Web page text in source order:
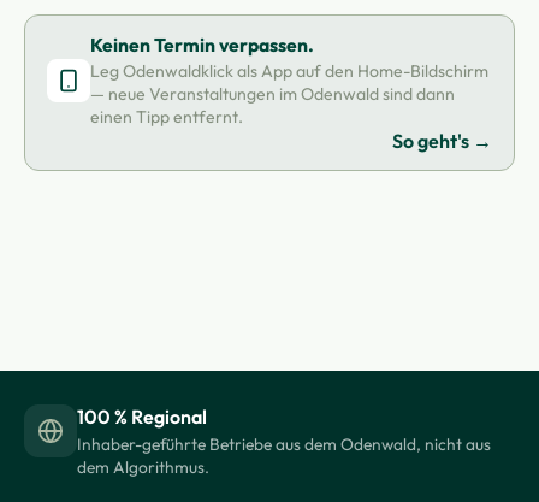
Keinen Termin verpassen.
Leg Odenwaldklick als App auf den Home-Bildschirm
— neue Veranstaltungen im Odenwald sind dann
einen Tipp entfernt.
So geht's →
100 % Regional
Inhaber-geführte Betriebe aus dem Odenwald, nicht aus
dem Algorithmus.